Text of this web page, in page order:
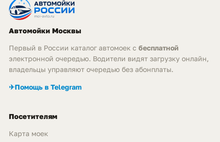
Автомойки Москвы
Первый в России каталог автомоек с бесплатной
электронной очередью. Водители видят загрузку онлайн,
владельцы управляют очередью без абонплаты.
✈Помощь в Telegram
Посетителям
Карта моек